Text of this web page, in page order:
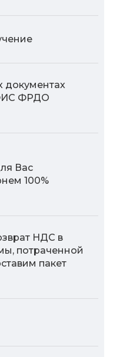
ФРДО
Вас
100%
НДС в
потраченной
пакет